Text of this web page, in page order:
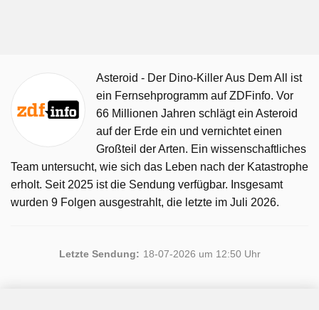
Asteroid - Der Dino-Killer Aus Dem All ist
ein Fernsehprogramm auf ZDFinfo. Vor
66 Millionen Jahren schlägt ein Asteroid
auf der Erde ein und vernichtet einen
Großteil der Arten. Ein wissenschaftliches
Team untersucht, wie sich das Leben nach der Katastrophe
erholt. Seit 2025 ist die Sendung verfügbar. Insgesamt
wurden 9 Folgen ausgestrahlt, die letzte im Juli 2026.
Letzte Sendung: 18-07-2026 um 12:50 Uhr